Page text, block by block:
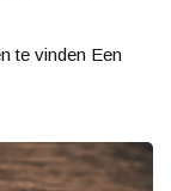
te vinden Een